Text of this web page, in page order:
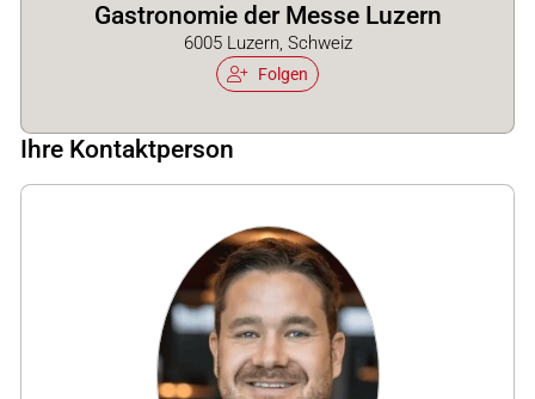
Gastronomie der Messe Luzern
6005 Luzern, Schweiz
Folgen
Ihre Kontaktperson